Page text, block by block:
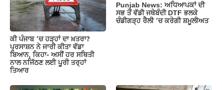
ਕੀ ਪੰਜਾਬ ‘ਚ ਹੜ੍ਹਾਂ ਦਾ ਖ਼ਤਰਾ?
ਪ੍ਰਸਾਸ਼ਨ ਨੇ ਜਾਰੀ ਕੀਤਾ ਵੱਡਾ
ਬਿਆਨ, ਕਿਹਾ- ਅਸੀਂ ਹਰ ਸਥਿਤੀ
ਨਾਲ ਨਜਿੱਠਣ ਲਈ ਪੂਰੀ ਤਰ੍ਹਾਂ
ਤਿਆਰ
Punjab News: ਅਧਿਆਪਕਾਂ ਦੀ
ਸਭ ਤੋਂ ਵੱਡੀ ਜਥੇਬੰਦੀ DTF ਭਲਕੇ
ਚੰਡੀਗੜ੍ਹ ਰੈਲੀ ‘ਚ ਕਰੇਗੀ ਸ਼ਮੂਲੀਅਤ